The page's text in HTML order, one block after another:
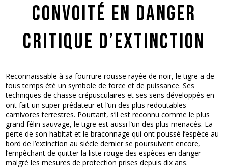
convoité en danger
critique d’extinction
Reconnaissable à sa fourrure rousse rayée de noir, le tigre a de
tous temps été un symbole de force et de puissance. Ses
techniques de chasse crépusculaires et ses sens développés en
ont fait un super-prédateur et l’un des plus redoutables
carnivores terrestres. Pourtant, s’il est reconnu comme le plus
grand félin sauvage, le tigre est aussi l’un des plus menacés. La
perte de son habitat et le braconnage qui ont poussé l’espèce au
bord de l’extinction au siècle dernier se poursuivent encore,
l’empêchant de quitter la liste rouge des espèces en danger
malgré les mesures de protection prises depuis dix ans.